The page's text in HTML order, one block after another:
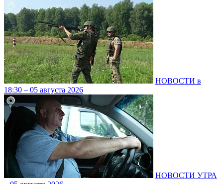
НОВОСТИ в
18:30 – 05 августа 2026
НОВОСТИ УТРА